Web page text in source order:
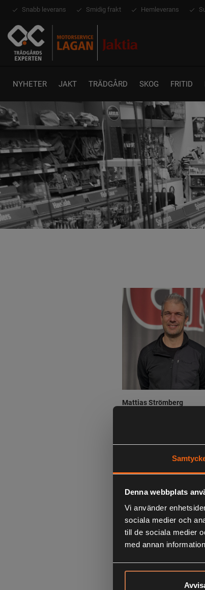
Denna webbplats
Vi använder
sociala medier och
till de sociala medier
med annan
Snabb leverans Smidig frakt Hemleverans
NYHETER JAKT TRÄDGÅRD SKOG FRITID
Mattias Strömberg
Butik
Maila Amanda